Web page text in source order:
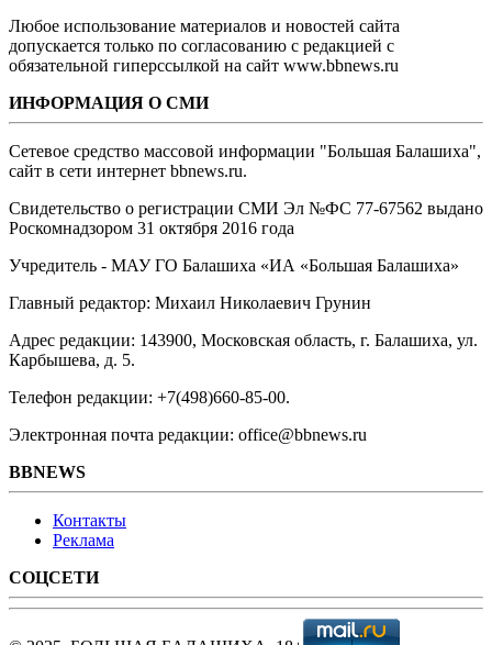
Любое использование материалов и новостей сайта
допускается только по согласованию с редакцией с
обязательной гиперссылкой на сайт www.bbnews.ru
ИНФОРМАЦИЯ О СМИ
Сетевое средство массовой информации "Большая Балашиха",
сайт в сети интернет bbnews.ru.
Свидетельство о регистрации СМИ Эл №ФС ‎77-67562 выдано
Роскомнадзором 31 октября 2016 года
Учредитель - МАУ ГО Балашиха «ИА «Большая Балашиха»
Главный редактор: Михаил Николаевич Грунин
Адрес редакции: 143900, Московская область, г. Балашиха, ул.
Карбышева, д. 5.
Телефон редакции: +7(498)660-85-00.
Электронная почта редакции: office@bbnews.ru
BBNEWS
Контакты
Реклама
СОЦСЕТИ